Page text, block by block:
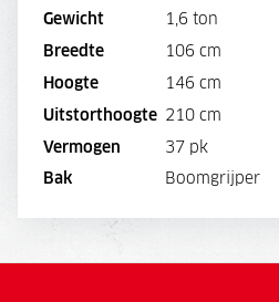
Gewicht 1,6 ton
Breedte 106 cm
Hoogte 146 cm
Uitstorthoogte 210 cm
Vermogen
37 pk
Bak
Boomgrijper